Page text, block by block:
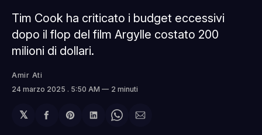
Tim Cook ha criticato i budget eccessivi
dopo il flop del film Argylle costato 200
milioni di dollari.
Amir Ati
24 marzo 2025 . 5:50 AM 2 minuti
𝕏
Condividi
ShareCondividi
ShareCondividi